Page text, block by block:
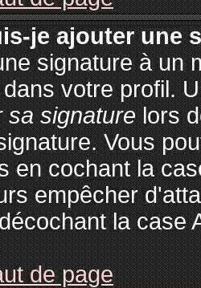
je ajouter une
signature à un
votre profil.
sa signaturelors
Vous
en cochant la
empêcher
la case
de page